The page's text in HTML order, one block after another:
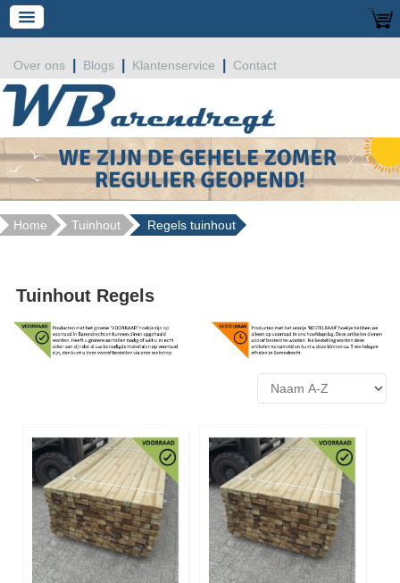
Over ons Blogs Klantenservice Contact
Home Tuinhout Regels tuinhout
Tuinhout Regels